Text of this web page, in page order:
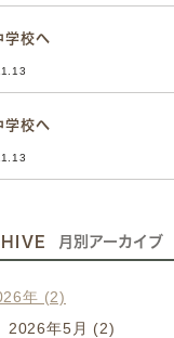
学校へ
学校へ
月別アーカイブ
年 (2)
2026年5月 (2)